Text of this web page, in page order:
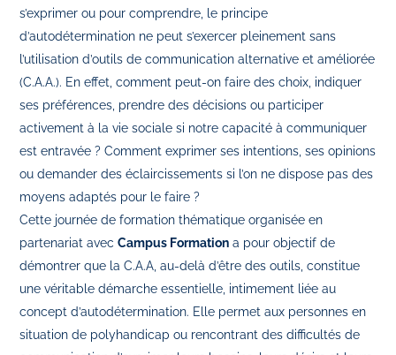
s’exprimer ou pour comprendre, le principe
d’autodétermination ne peut s’exercer pleinement sans
l’utilisation d’outils de communication alternative et améliorée
(C.A.A.). En effet, comment peut-on faire des choix, indiquer
ses préférences, prendre des décisions ou participer
activement à la vie sociale si notre capacité à communiquer
est entravée ? Comment exprimer ses intentions, ses opinions
ou demander des éclaircissements si l’on ne dispose pas des
moyens adaptés pour le faire ?
Cette journée de formation thématique organisée en
partenariat avecCampus Formation a pour objectif de
démontrer que la C.A.A, au-delà d’être des outils, constitue
une véritable démarche essentielle, intimement liée au
concept d’autodétermination. Elle permet aux personnes en
situation de polyhandicap ou rencontrant des difficultés de